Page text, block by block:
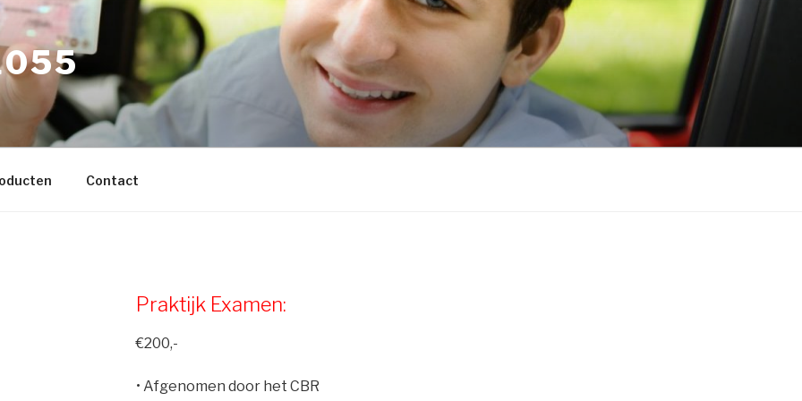
Contact
Praktijk Examen:
€200,-
• Afgenomen door het CBR